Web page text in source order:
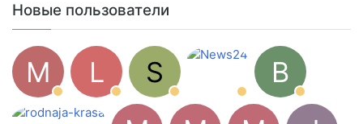
Новые пользователи
M L S
B